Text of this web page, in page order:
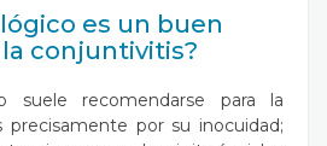
es un buen
conjuntivitis?
suele recomendarse para la
precisamente por su inocuidad;